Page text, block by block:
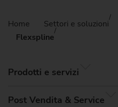
Home Settori e soluzioni
Flexspline
Prodotti e servizi
Post Vendita & Service